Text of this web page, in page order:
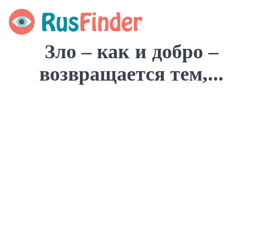
Зло – как и добро –
возвращается тем,...